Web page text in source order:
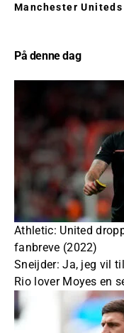
Manchester
På denne dag
Athletic: United
fanbreve (2022)
Sneijder: Ja, jeg vil
Rio lover Moyes en